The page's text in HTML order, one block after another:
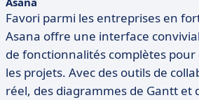
Favori parmi les entreprises en
Asana offre une interface
de fonctionnalités complètes
les projets. Avec des outils de
réel, des diagrammes de Gantt et